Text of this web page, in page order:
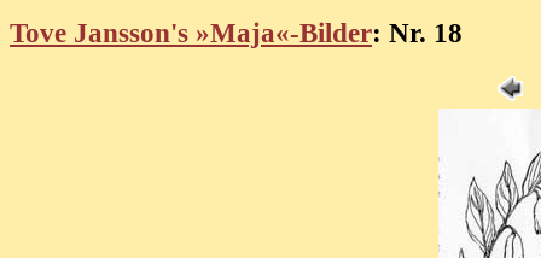
Tove Jansson's »Maja«-Bilder: Nr. 18